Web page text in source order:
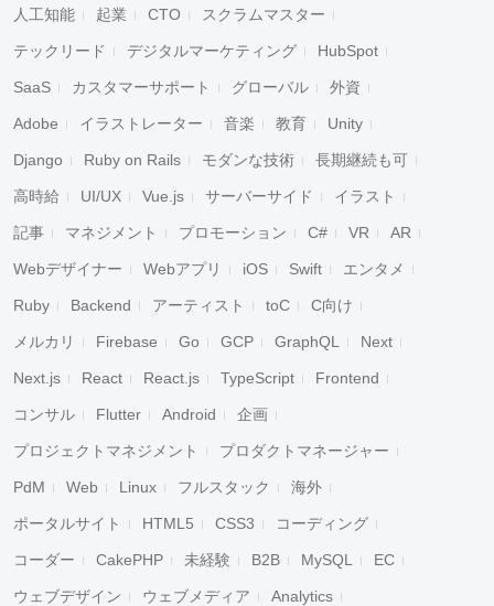
人工知能 起業 CTO スクラムマスター
テックリード デジタルマーケティング HubSpot
SaaS カスタマーサポート グローバル 外資
Adobe イラストレーター 音楽 教育 Unity
Django Ruby on Rails モダンな技術 長期継続も可
高時給 UI/UX Vue.js サーバーサイド イラスト
記事 マネジメント プロモーション C# VR AR
Webデザイナー Webアプリ iOS Swift エンタメ
Ruby Backend アーティスト toC C向け
メルカリ Firebase Go GCP GraphQL Next
Next.js React React.js TypeScript Frontend
コンサル Flutter Android 企画
プロジェクトマネジメント プロダクトマネージャー
PdM Web Linux フルスタック 海外
ポータルサイト HTML5 CSS3 コーディング
コーダー CakePHP 未経験 B2B MySQL EC
ウェブデザイン ウェブメディア Analytics